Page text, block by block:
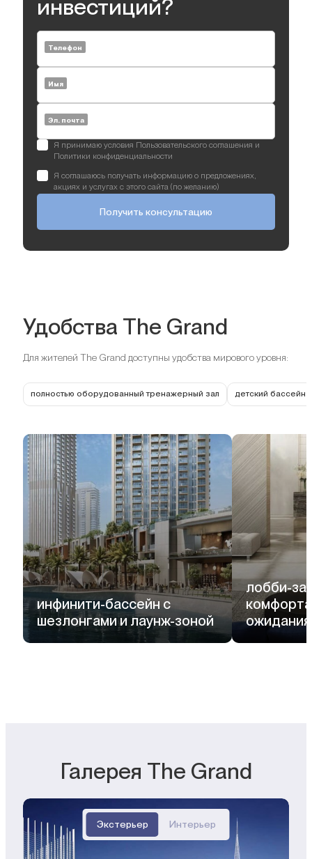
инвестиций?
Телефон
Имя
Эл. почта
Я принимаю условия Пользовательского соглашения и
Политики конфиденциальности
Я соглашаюсь получать информацию о предложениях,
акциях и услугах с этого сайта (по желанию)
Получить консультацию
Удобства The Grand
Для жителей The Grand доступны удобства мирового уровня:
инфинити-бассейн с
шезлонгами и лаунж-зоной
лобби-
ожидания
полностью оборудованный тренажерный зал детский бассейн
Галерея The Grand
Экстерьер Интерьер